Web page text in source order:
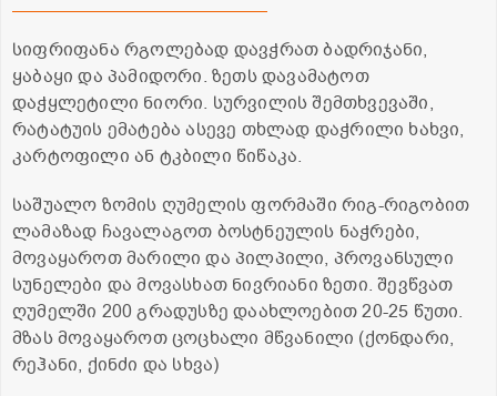
სიფრიფანა რგოლებად დავჭრათ ბადრიჯანი,
ყაბაყი და პამიდორი. ზეთს დავამატოთ
დაჭყლეტილი ნიორი. სურვილის შემთხვევაში,
რატატუის ემატება ასევე თხლად დაჭრილი ხახვი,
კარტოფილი ან ტკბილი წიწაკა.
საშუალო ზომის ღუმელის ფორმაში რიგ-რიგობით
ლამაზად ჩავალაგოთ ბოსტნეულის ნაჭრები,
მოვაყაროთ მარილი და პილპილი, პროვანსული
სუნელები და მოვასხათ ნივრიანი ზეთი. შევწვათ
ღუმელში 200 გრადუსზე დაახლოებით 20-25 წუთი.
მზას მოვაყაროთ ცოცხალი მწვანილი (ქონდარი,
რეჰანი, ქინძი და სხვა)